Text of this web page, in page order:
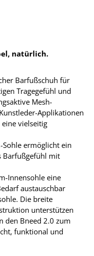
natürlich.
Barfußschuh für
Tragegefühl und
Mesh-
Applikationen
vielseitig
Sohle ermöglicht ein
Barfußgefühl mit
Innensohle eine
austauschbar
Die breite
unterstützen
den Bneed 2.0 zum
funktional und